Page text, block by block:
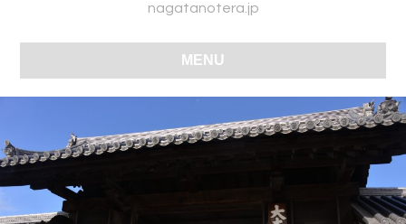
nagatanotera.jp
MENU